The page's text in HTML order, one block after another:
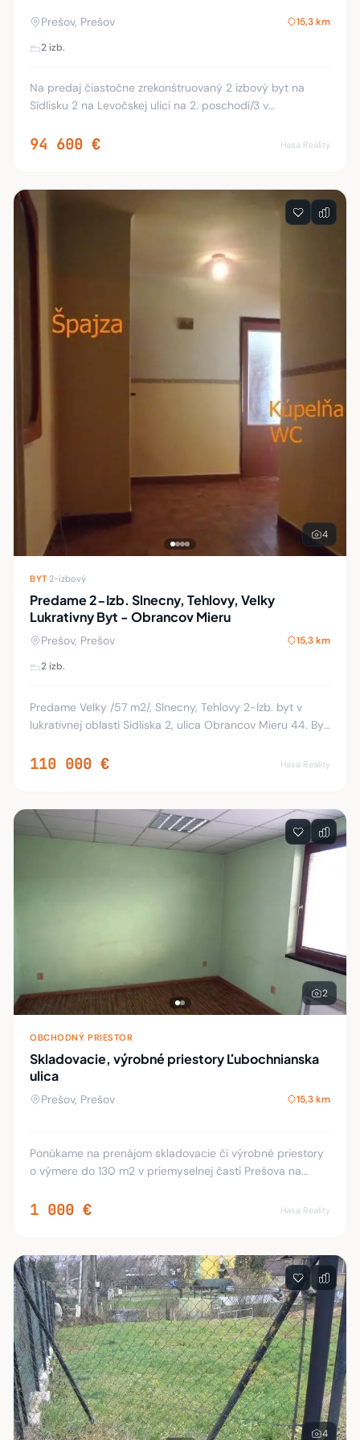
Prešov, Prešov 15,3 km
2 izb.
Na predaj čiastočne zrekonštruovaný 2 izbový byt na
Sídlisku 2 na Levočskej ulici na 2. poschodí/3 v
orientácia na západ. Rekonštrukcie: plastové o
94 600 € Hasa Reality
4
BYT· 2-izbový
Predame 2-Izb. Slnecny, Tehlovy, Velky
Lukrativny Byt - Obrancov Mieru
Prešov, Prešov 15,3 km
2 izb.
Predame Velky /57 m2/, Slnecny, Tehlovy 2-Izb. byt v
lukrativnej oblasti Sidliska 2, ulica Obrancov Mieru 44. Byt
predstav. Velka kuchyna Spajza. Nachad
110 000 € Hasa Reality
2
OBCHODNÝ PRIESTOR
Skladovacie, výrobné priestory Ľubochnianska
ulica
Prešov, Prešov 15,3 km
Ponúkame na prenájom skladovacie či výrobné priestory
o výmere do 130 m2 v priemyselnej časti Prešova na
kancelárie a toalety. Cena je 450 eur+energie
1 000 € Hasa Reality
4